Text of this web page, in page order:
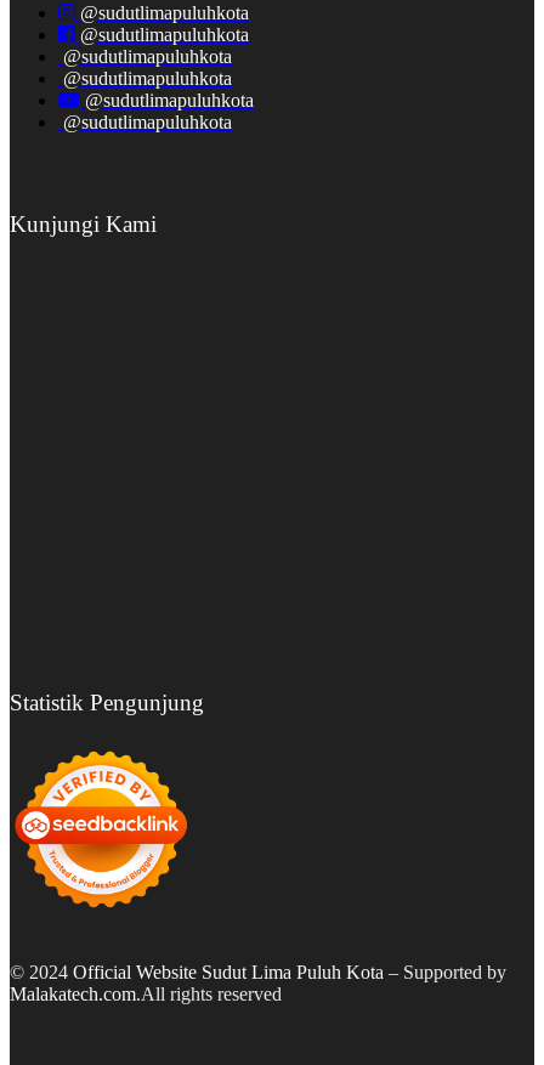
@sudutlimapuluhkota
@sudutlimapuluhkota
@sudutlimapuluhkota
@sudutlimapuluhkota
@sudutlimapuluhkota
@sudutlimapuluhkota
Kunjungi Kami
Statistik Pengunjung
© 2024 Official Website Sudut Lima Puluh Kota – Supported by
Malakatech.com.All rights reserved